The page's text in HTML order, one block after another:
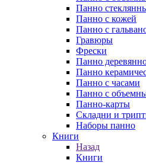
Панно
Панно с кожей
Панно с
Гравюры
Фрески
Панно
Панно
Панно с часами
Панно с
Панно-карты
Складни и
Наборы панно
Книги
Назад
Книги